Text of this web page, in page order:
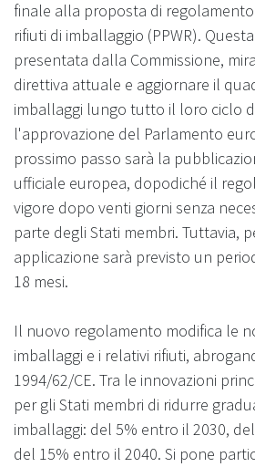
finale alla proposta di
rifiuti di imballaggio (PPWR).
presentata dalla Commissione,
direttiva attuale e aggiornare il
imballaggi lungo tutto il loro ciclo
l'approvazione del Parlamento
prossimo passo sarà la
ufficiale europea, dopodiché il
vigore dopo venti giorni senza
parte degli Stati membri. Tuttavia,
applicazione sarà previsto un
18 mesi.
Il nuovo regolamento modifica le
imballaggi e i relativi rifiuti,
1994/62/CE. Tra le innovazioni
per gli Stati membri di ridurre
imballaggi: del 5% entro il 2030,
del 15% entro il 2040. Si pone